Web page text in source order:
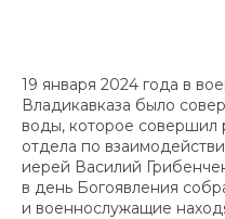
19 января 2024 года в
Владикавказа было
воды, которое совершил
отдела по
иерей Василий
в день Богоявления
и военнослужащие